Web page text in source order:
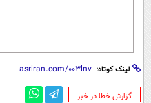
لینک کوتاه:
‌گزارش خطا در خبر